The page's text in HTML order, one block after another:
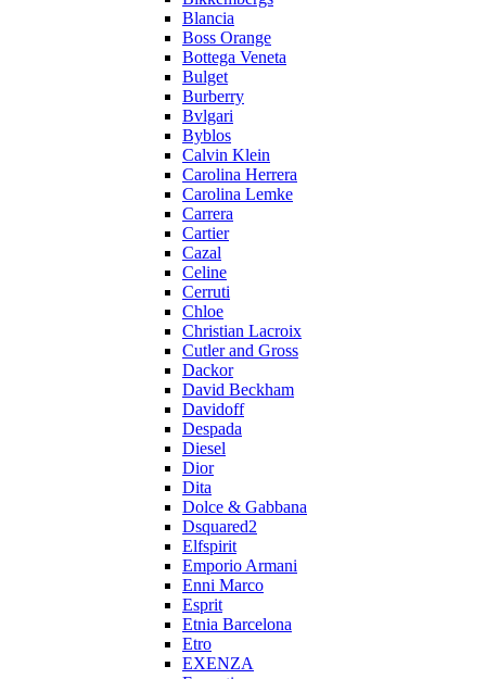
Blancia
Boss Orange
Bottega Veneta
Bulget
Burberry
Bvlgari
Byblos
Calvin Klein
Carolina Herrera
Carolina Lemke
Carrera
Cartier
Cazal
Celine
Cerruti
Chloe
Christian Lacroix
Cutler and Gross
Dackor
David Beckham
Davidoff
Despada
Diesel
Dior
Dita
Dolce & Gabbana
Dsquared2
Elfspirit
Emporio Armani
Enni Marco
Esprit
Etnia Barcelona
Etro
EXENZA